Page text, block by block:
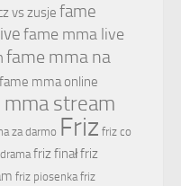
vs zusje fame
fame mma live
fame mma na
fame mma online
stream
za darmo Friz friz co
friz finałfriz
friz piosenka friz